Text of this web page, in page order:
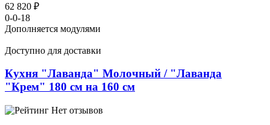
62 820 ₽
0-0-18
Дополняется модулями
Доступно для доставки
Кухня "Лаванда" Молочный / "Лаванда
"Крем" 180 см на 160 см
Нет отзывов